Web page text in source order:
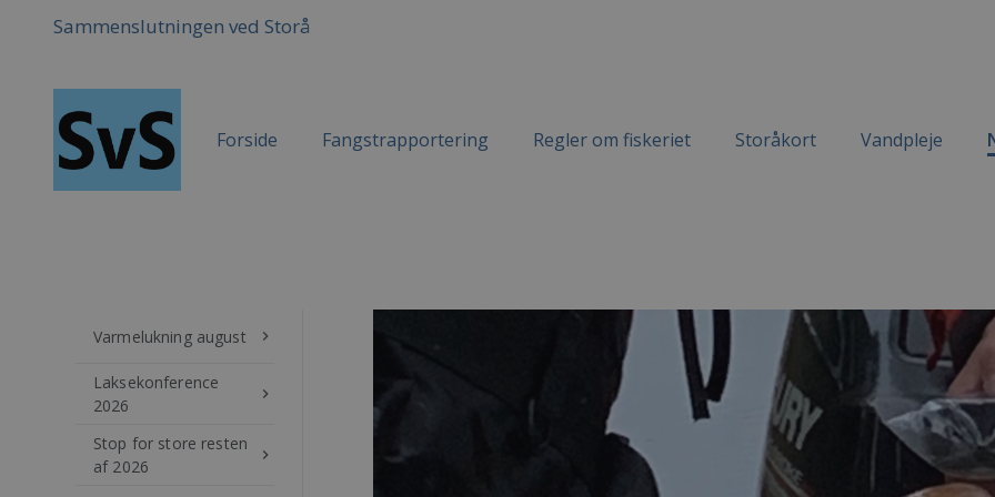
Sammenslutningen ved Storå
Forside Fangstrapportering Regler om fiskeriet Storåkort Vandpleje
Varmelukning august keyboard_arrow_right
Laksekonference
2026
keyboard_arrow_right
Stop for store resten
af 2026
keyboard_arrow_right